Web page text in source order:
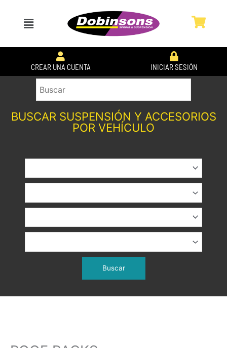
contenido
Menú
CREAR UNA CUENTA INICIAR SESIÓN
BUSCAR SUSPENSIÓN Y ACCESORIOS
POR VEHÍCULO